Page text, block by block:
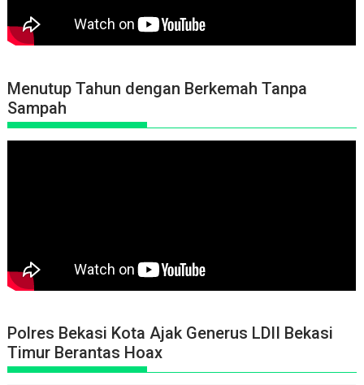
Menutup Tahun dengan Berkemah Tanpa
Sampah
Polres Bekasi Kota Ajak Generus LDII Bekasi
Timur Berantas Hoax